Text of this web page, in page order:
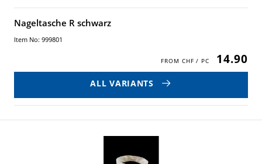
Nageltasche R schwarz
Item No: 999801
14.90
ALL VARIANTS